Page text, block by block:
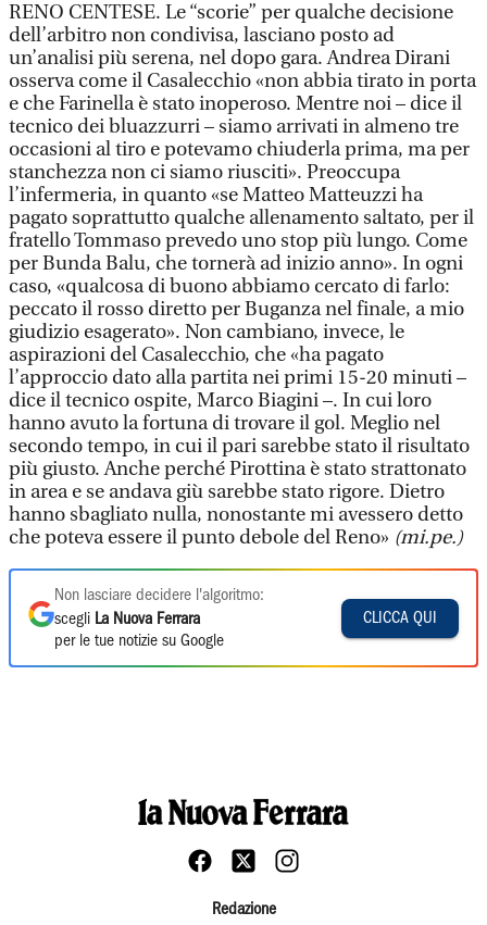
RENO CENTESE. Le “scorie” per qualche decisione
dell’arbitro non condivisa, lasciano posto ad
un’analisi più serena, nel dopo gara. Andrea Dirani
osserva come il Casalecchio «non abbia tirato in porta
e che Farinella è stato inoperoso. Mentre noi – dice il
tecnico dei bluazzurri – siamo arrivati in almeno tre
occasioni al tiro e potevamo chiuderla prima, ma per
stanchezza non ci siamo riusciti». Preoccupa
l’infermeria, in quanto «se Matteo Matteuzzi ha
pagato soprattutto qualche allenamento saltato, per il
fratello Tommaso prevedo uno stop più lungo. Come
per Bunda Balu, che tornerà ad inizio anno». In ogni
caso, «qualcosa di buono abbiamo cercato di farlo:
peccato il rosso diretto per Buganza nel finale, a mio
giudizio esagerato». Non cambiano, invece, le
aspirazioni del Casalecchio, che «ha pagato
l’approccio dato alla partita nei primi 15-20 minuti –
dice il tecnico ospite, Marco Biagini –. In cui loro
hanno avuto la fortuna di trovare il gol. Meglio nel
secondo tempo, in cui il pari sarebbe stato il risultato
più giusto. Anche perché Pirottina è stato strattonato
in area e se andava giù sarebbe stato rigore. Dietro
hanno sbagliato nulla, nonostante mi avessero detto
che poteva essere il punto debole del Reno» (mi.pe.)
Non lasciare decidere l'algoritmo:
scegli La Nuova Ferrara
per le tue notizie su Google
CLICCA QUI
Redazione